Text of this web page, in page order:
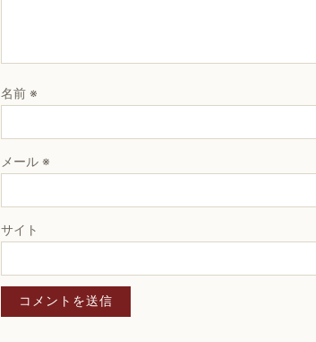
名前 ※
メール ※
サイト